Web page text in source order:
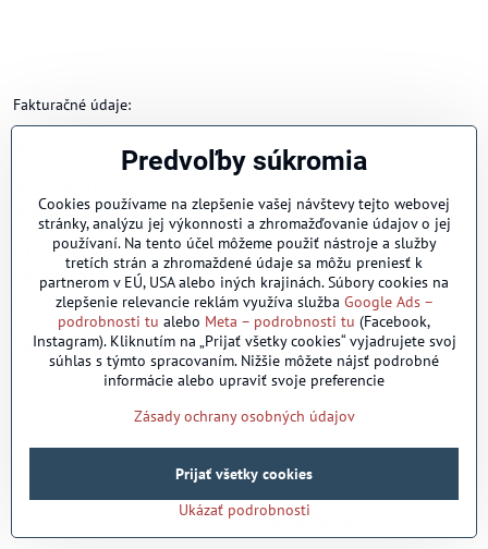
Fakturačné údaje:
Slovenská republika
IČO: 46772014
DIČ: 2023594441
IČ DPH: SK2023594441
Zapísaná v Obchodnom registri Mestského súdu Bratislava III,
Oddiel: Sro, Vložka číslo: 83013/B
©2026Copyright
Predvoľby súkromiaZásady ochrany osobných údajov
Vytvorené pomocou:BiznisWeb.sk
Predvoľby súkromia
Cookies používame na zlepšenie vašej návštevy tejto webovej
stránky, analýzu jej výkonnosti a zhromažďovanie údajov o jej
používaní. Na tento účel môžeme použiť nástroje a služby
tretích strán a zhromaždené údaje sa môžu preniesť k
partnerom v EÚ, USA alebo iných krajinách. Súbory cookies na
zlepšenie relevancie reklám využíva služba Google Ads –
podrobnosti tu alebo Meta – podrobnosti tu (Facebook,
Instagram). Kliknutím na „Prijať všetky cookies“ vyjadrujete svoj
súhlas s týmto spracovaním. Nižšie môžete nájsť podrobné
informácie alebo upraviť svoje preferencie
Zásady ochrany osobných údajov
Ukázať podrobnosti
Prijať všetky cookies